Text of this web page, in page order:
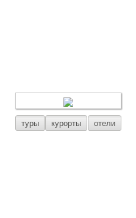
туры курорты отели